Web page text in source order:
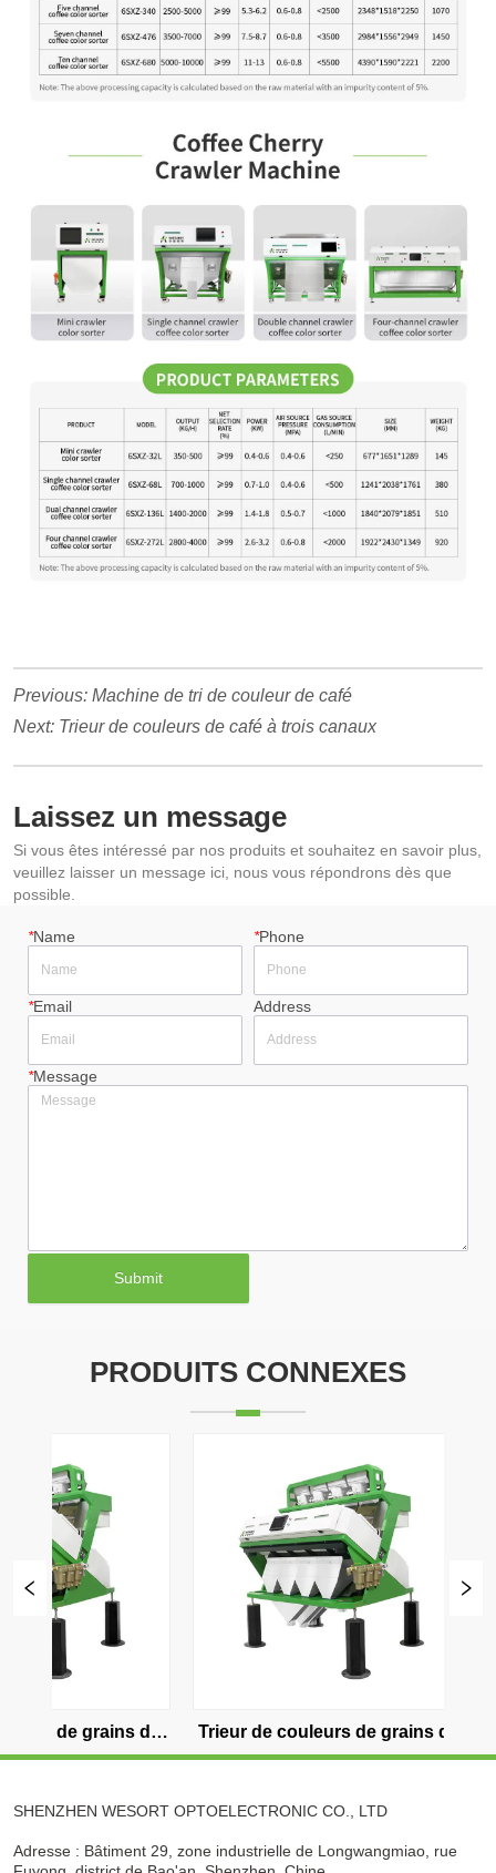
Previous:Machine de tri de couleur de café
Next: Trieur de couleurs de café à trois canaux
Laissez un message
Si vous êtes intéressé par nos produits et souhaitez en savoir plus,
veuillez laisser un message ici, nous vous répondrons dès que
possible.
*Name *Phone
*Email Address
*Message
Submit
PRODUITS CONNEXES
de couleurs de grains de
café à quatre canaux
Trieur de grains de café à
canaux
SHENZHEN WESORT OPTOELECTRONIC CO., LTD
Adresse : Bâtiment 29, zone industrielle de Longwangmiao, rue